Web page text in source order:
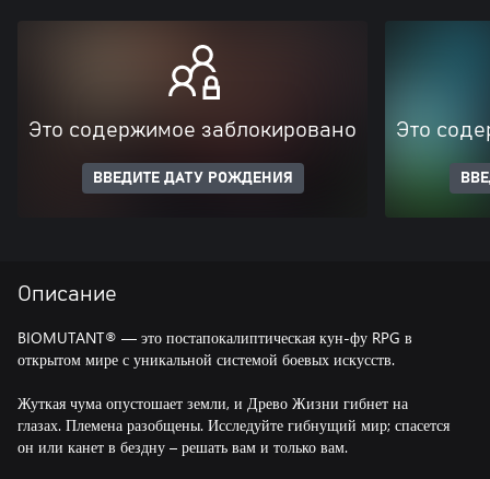
Это содержимое заблокировано
ВВЕДИТЕ ДАТУ РОЖДЕНИЯ
Это
Описание
BIOMUTANT® — это постапокалиптическая кун-фу RPG в
открытом мире с уникальной системой боевых искусств.
Жуткая чума опустошает земли, и Древо Жизни гибнет на
глазах. Племена разобщены. Исследуйте гибнущий мир; спасется
он или канет в бездну – решать вам и только вам.